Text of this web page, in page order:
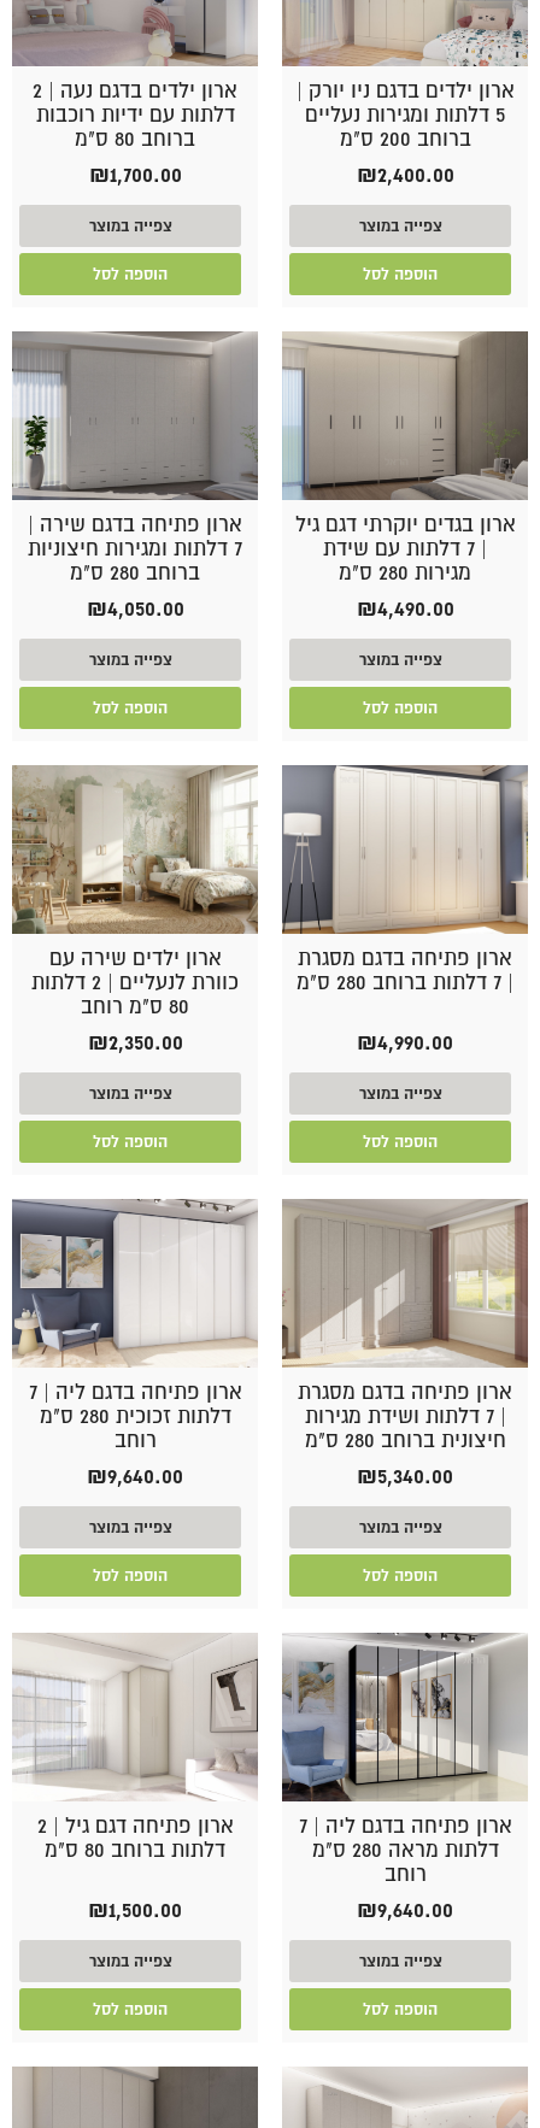
ארון ילדים בדגם ניו יורק |
5 דלתות ומגירות נעליים
ברוחב 200 ס"מ
₪2,400.00
צפייה במוצר
הוספה לסל
ארון ילדים בדגם נעה | 2
דלתות עם ידיות רוכבות
ברוחב 80 ס"מ
₪1,700.00
צפייה במוצר
הוספה לסל
ארון בגדים יוקרתי דגם גיל
| 7 דלתות עם שידת
מגירות 280 ס"מ
₪4,490.00
צפייה במוצר
הוספה לסל
ארון פתיחה בדגם שירה |
7 דלתות ומגירות חיצוניות
ברוחב 280 ס"מ
₪4,050.00
צפייה במוצר
הוספה לסל
ארון פתיחה בדגם מסגרת
₪4,990.00
צפייה במוצר
הוספה לסל
ארון ילדים שירה עם
כוורת לנעליים | 2 דלתות
80 ס"מ רוחב
₪2,350.00
צפייה במוצר
הוספה לסל
ארון פתיחה בדגם מסגרת
| 7 דלתות ושידת מגירות
חיצונית ברוחב 280 ס"מ
₪5,340.00
צפייה במוצר
הוספה לסל
ארון פתיחה בדגם ליה | 7
דלתות זכוכית 280 ס"מ
רוחב
₪9,640.00
צפייה במוצר
הוספה לסל
ארון פתיחה בדגם ליה | 7
דלתות מראה 280 ס"מ
רוחב
₪9,640.00
צפייה במוצר
הוספה לסל
ארון פתיחה דגם גיל | 2
דלתות ברוחב 80 ס"מ
₪1,500.00
צפייה במוצר
הוספה לסל